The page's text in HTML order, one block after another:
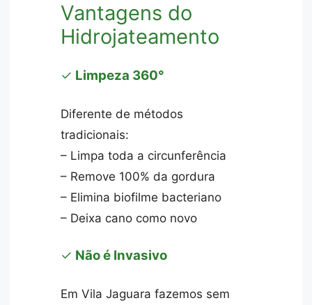
Vantagens do
Hidrojateamento
✓ Limpeza 360°
Diferente de métodos
tradicionais:
– Limpa toda a circunferência
– Remove 100% da gordura
– Elimina biofilme bacteriano
– Deixa cano como novo
✓ Não é Invasivo
Em Vila Jaguara fazemos sem